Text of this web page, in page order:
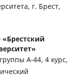
г. Брест,
А-44, 4 курс,